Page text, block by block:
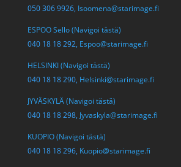
050 306 9926, Isoomena@starimage.fi
ESPOO Sello (Navigoi tästä)
040 18 18 292, Espoo@starimage.fi
HELSINKI (Navigoi tästä)
040 18 18 290, Helsinki@starimage.fi
JYVÄSKYLÄ (Navigoi tästä)
040 18 18 298, Jyvaskyla@starimage.fi
KUOPIO (Navigoi tästä)
040 18 18 296, Kuopio@starimage.fi